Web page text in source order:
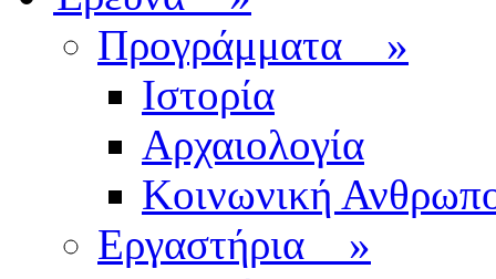
Προγράμματα »
Ιστορία
Αρχαιολογία
Κοινωνική
Εργαστήρια »